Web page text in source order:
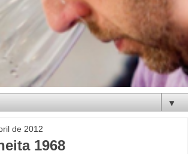
▼
de 2012
1968